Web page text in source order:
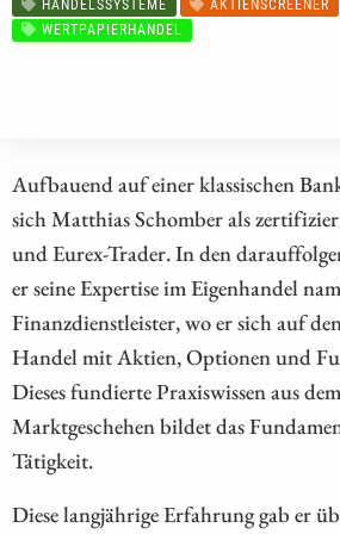
HANDELSSYSTEME AKTIENSCREENER
WERTPAPIERHANDEL
Aufbauend auf einer klassischen
sich Matthias Schomber als
und Eurex-Trader. In den
er seine Expertise im Eigenhandel
Finanzdienstleister, wo er sich auf
Handel mit Aktien, Optionen und
Dieses fundierte Praxiswissen aus
Marktgeschehen bildet das
Tätigkeit.
Diese langjährige Erfahrung gab er